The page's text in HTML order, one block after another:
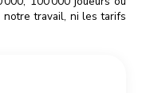
travail, ni les tarifs